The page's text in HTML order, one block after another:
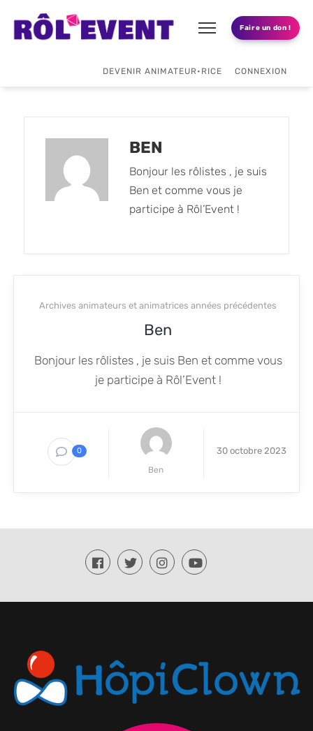
Faire un don !
DEVENIR ANIMATEUR•RICE CONNEXION
BEN
Bonjour les rôlistes , je suis
Ben et comme vous je
participe à Rôl’Event !
Archives animateurs et animatrices années précédentes
Ben
Bonjour les rôlistes , je suis Ben et comme vous
je participe à Rôl’Event !
0
Ben
30 octobre 2023